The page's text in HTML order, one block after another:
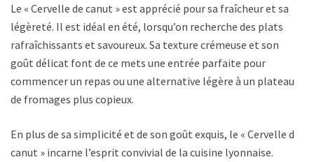
Le « Cervelle de canut » est apprécié pour sa fraîcheur et sa
légèreté. Il est idéal en été, lorsqu’on recherche des plats
rafraîchissants et savoureux. Sa texture crémeuse et son
goût délicat font de ce mets une entrée parfaite pour
commencer un repas ou une alternative légère à un plateau
de fromages plus copieux.
En plus de sa simplicité et de son goût exquis, le « Cervelle de
canut » incarne l’esprit convivial de la cuisine lyonnaise.